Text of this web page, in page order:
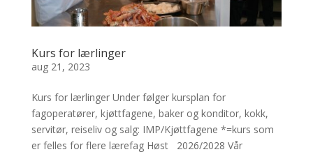
Kurs for lærlinger
aug 21, 2023
Kurs for lærlinger Under følger kursplan for
fagoperatører, kjøttfagene, baker og konditor, kokk,
servitør, reiseliv og salg: IMP/Kjøttfagene *=kurs som
er felles for flere lærefag Høst 2026/2028 Vår